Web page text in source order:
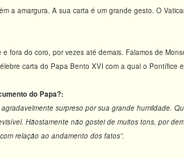
a amargura. A sua carta é um grande gesto. O
ruptura.
e fora do coro, por vezes até demais. Falamos de
carta do Papa Bento XVI com a qual o
do Papa?:
surpreso por sua grande humildade.
Hãostamente não gostei de muitos tons, por
relação ao andamento dos fatos”.